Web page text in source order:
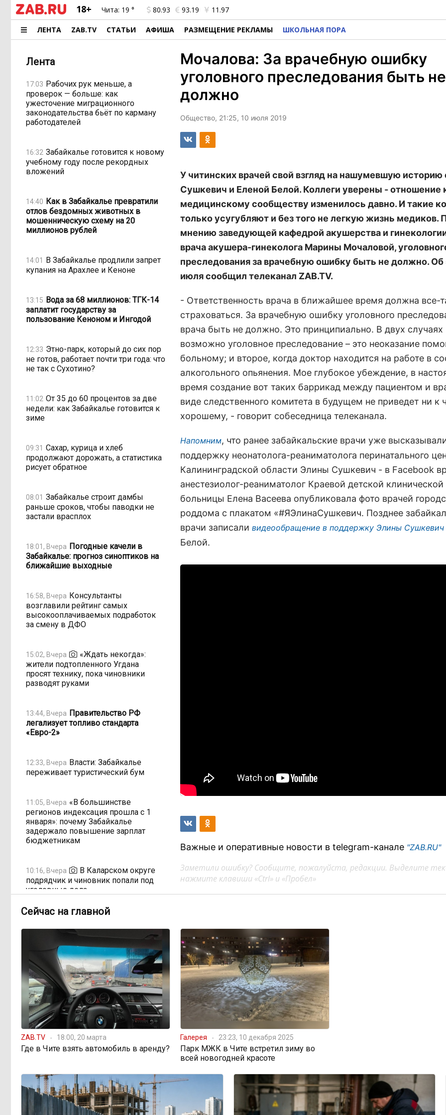
18+ Чита: 19 ° 80.93 93.19 11.97
ЛЕНТА ZAB.TV СТАТЬИ АФИША РАЗМЕЩЕНИЕ РЕКЛАМЫ ШКОЛЬНАЯ ПОРА
Лента
17:03 Рабочих рук меньше, а
проверок — больше: как
ужесточение миграционного
законодательства бьёт по карману
работодателей
16:32 Забайкалье готовится к новому
учебному году после рекордных
вложений
14:40 Как в Забайкалье превратили
отлов бездомных животных в
мошенническую схему на 20
миллионов рублей
14:01 В Забайкалье продлили запрет
купания на Арахлее и Кеноне
13:15 Вода за 68 миллионов: ТГК-14
заплатит государству за
пользование Кеноном и Ингодой
12:33 Этно-парк, который до сих пор
не готов, работает почти три года: что
не так с Сухотино?
11:02 От 35 до 60 процентов за две
недели: как Забайкалье готовится к
зиме
09:31 Сахар, курица и хлеб
продолжают дорожать, а статистика
рисует обратное
08:01 Забайкалье строит дамбы
раньше сроков, чтобы паводки не
застали врасплох
18:01, Вчера Погодные качели в
Забайкалье: прогноз синоптиков на
ближайшие выходные
16:58, Вчера Консультанты
возглавили рейтинг самых
высокооплачиваемых подработок
за смену в ДФО
15:02, Вчера
«Ждать некогда»:
жители подтопленного Угдана
просят технику, пока чиновники
разводят руками
13:44, Вчера Правительство РФ
легализует топливо стандарта
«Евро-2»
12:33, Вчера Власти: Забайкалье
переживает туристический бум
11:05, Вчера «В большинстве
регионов индексация прошла с 1
января»: почему Забайкалье
задержало повышение зарплат
бюджетникам
10:16, Вчера
В Каларском округе
подрядчик и чиновник попали под
уголовные дела
Омск: как Забайкалье провалило
«Чистый воздух»
08:15, Вчера Депутат Госдумы
объяснил «неполноценность»
женщин библейским сюжетом
08:10, Вчера
Прокуратура начала
проверку из-за раскопок ТГК-14
где бюджетники могут остаться без
выплат
Мочалова: За врачебную ошибку
уголовного преследования быть не
должно
Общество, 21:25, 10 июля 2019
У читинских врачей свой взгляд на нашумевшую историю
Сушкевич и Еленой Белой. Коллеги уверены - отношение
медицинскому сообществу изменилось давно. И такие
только усугубляют и без того не легкую жизнь медиков.
мнению заведующей кафедрой акушерства и
врача акушера-гинеколога Марины Мочаловой,
преследования за врачебную ошибку быть не должно. Об
июля сообщил телеканал ZAB.TV.
- Ответственность врача в ближайшее время должна все-
страховаться. За врачебную ошибку уголовного
врача быть не должно. Это принципиально. В двух случаях
возможно уголовное преследование – это неоказание
больному; и второе, когда доктор находится на работе в
алкогольного опьянения. Мое глубокое убеждение, в
время создание вот таких баррикад между пациентом и
виде следственного комитета в будущем не приведет ни к
хорошему, - говорит собеседница телеканала.
Напомним, что ранее забайкальские врачи уже
поддержку неонатолога-реаниматолога перинатального
Калининградской области Элины Сушкевич - в Facebook
анестезиолог-реаниматолог Краевой детской клинической
больницы Елена Васеева опубликовала фото врачей
роддома с плакатом «#ЯЭлинаСушкевич. Позднее
врачи записали видеообращение в поддержку Элины Сушкевич
Белой.
Важные и оперативные новости в telegram-канале "ZAB.RU"
Заметили ошибку? Сообщите, пожалуйста, редакции. Выделите
нажмите клавиши «Ctrl» и «Пробел»
Сейчас на главной
ZAB.TV 18:00, 20 марта
Где в Чите взять автомобиль в аренду?
Галерея 23:23, 10 декабря 2025
Парк МЖК в Чите встретил зиму во
всей новогодней красоте